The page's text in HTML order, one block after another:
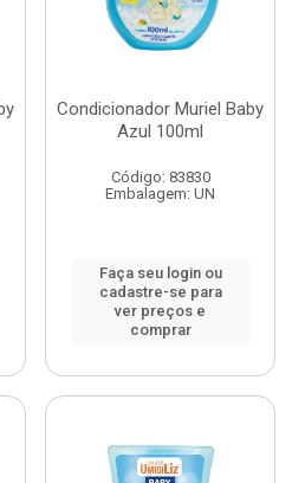
Condicionador Muriel Baby
Azul 100ml
Código: 83830
Embalagem: UN
Faça seu login ou
cadastre-se para
ver preços e
comprar